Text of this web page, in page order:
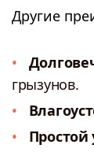
Другие
грызунов.
Простой